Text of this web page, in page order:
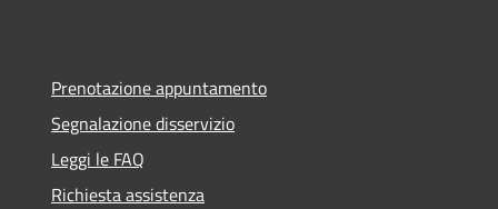
Prenotazione appuntamento
Segnalazione disservizio
Leggi le FAQ
Richiesta assistenza